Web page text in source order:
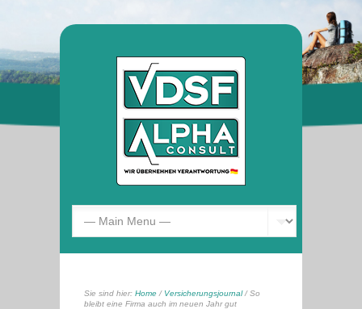
Sie sind hier: Home / Versicherungsjournal/ So
bleibt eine Firma auch im neuen Jahr gut